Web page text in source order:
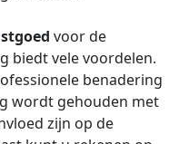
voor de
biedt vele voordelen.
benadering
wordt gehouden met
zijn op de